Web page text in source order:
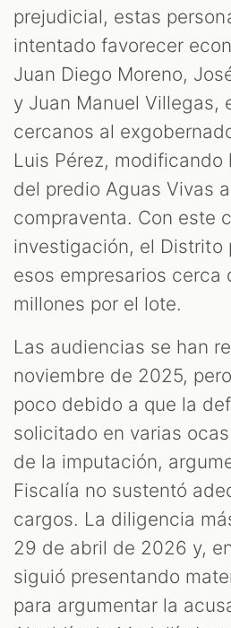
prejudicial, estas
intentado favorecer
Juan Diego Moreno,
y Juan Manuel Villegas,
cercanos al
Luis Pérez,
del predio Aguas Vivas
compraventa. Con este
investigación, el Distrito
esos empresarios cerca
millones por el lote.
Las audiencias se han
noviembre de 2025,
poco debido a que la
solicitado en varias
de la imputación,
Fiscalía no sustentó
cargos. La diligencia
29 de abril de 2026 y,
siguió presentando
para argumentar la